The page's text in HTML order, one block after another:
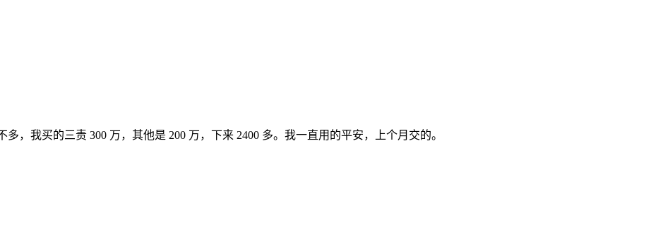
，我买的三责 300 万，其他是 200 万，下来 2400 多。我一直用的平安，上个月交的。